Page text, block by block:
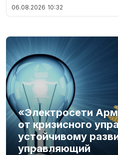
06.08.2026 10:32
«Электросети
от кризисного
устойчивому
управляющий